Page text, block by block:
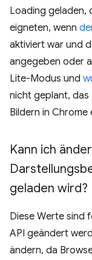
Loading geladen,
eigneten, wenn
aktiviert war und
angegeben oder
Lite-Modus und
nicht geplant, das
Bildern in Chrome
Kann ich
geladen wird?
Diese Werte sind
API geändert
ändern, da